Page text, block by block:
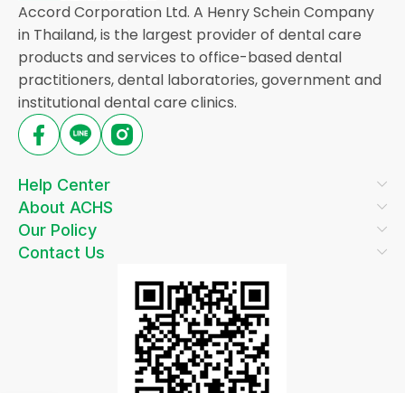
Accord Corporation Ltd. A Henry Schein Company
in Thailand, is the largest provider of dental care
products and services to office-based dental
practitioners, dental laboratories, government and
institutional dental care clinics.
Help Center
About ACHS
Our Policy
Contact Us